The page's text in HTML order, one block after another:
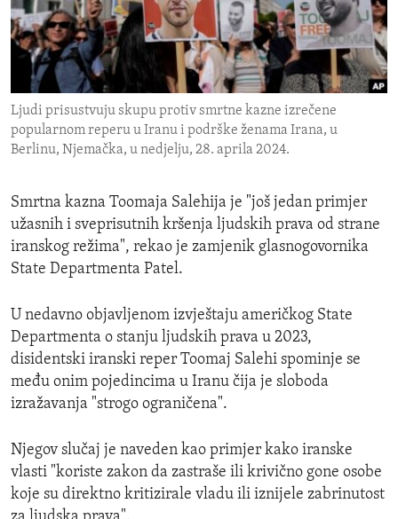
ENVIRONMENT AND HEALTH
IDEALS AND INSTITUTIONS
Ljudi prisustvuju skupu protiv smrtne kazne izrečene
popularnom reperu u Iranu i podrške ženama Irana, u
Berlinu, Njemačka, u nedjelju, 28. aprila 2024.
Smrtna kazna Toomaja Salehija je "još jedan primjer
užasnih i sveprisutnih kršenja ljudskih prava od strane
iranskog režima", rekao je zamjenik glasnogovornika
State Departmenta Patel.
U nedavno objavljenom izvještaju američkog State
Departmenta o stanju ljudskih prava u 2023,
disidentski iranski reper Toomaj Salehi spominje se
među onim pojedincima u Iranu čija je sloboda
izražavanja "strogo ograničena".
Njegov slučaj je naveden kao primjer kako iranske
vlasti "koriste zakon da zastraše ili krivično gone osobe
koje su direktno kritizirale vladu ili iznijele zabrinutost